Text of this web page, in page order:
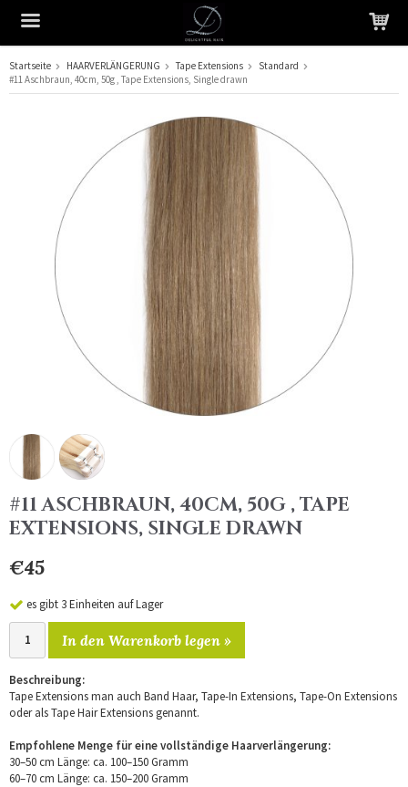
Das Produkt wurde in Ihren Warenkorb gelegt
Startseite HAARVERLÄNGERUNG Tape Extensions
Standard
#11 Aschbraun, 40cm, 50g , Tape Extensions, Single drawn
#11 ASCHBRAUN, 40CM, 50G , TAPE
EXTENSIONS, SINGLE DRAWN
€45
es gibt 3 Einheiten auf Lager
In den Warenkorb legen »
Beschreibung:
Tape Extensions man auch Band Haar, Tape-In Extensions, Tape-On Extensions
oder als Tape Hair Extensions genannt.
Empfohlene Menge für eine vollständige Haarverlängerung:
30–50 cm Länge: ca. 100–150 Gramm
60–70 cm Länge: ca. 150–200 Gramm